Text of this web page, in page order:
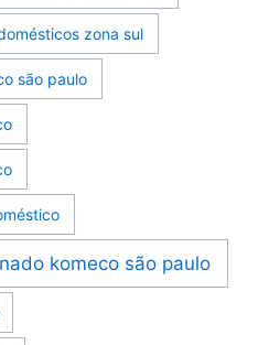
zona sul
são paulo
komeco são paulo